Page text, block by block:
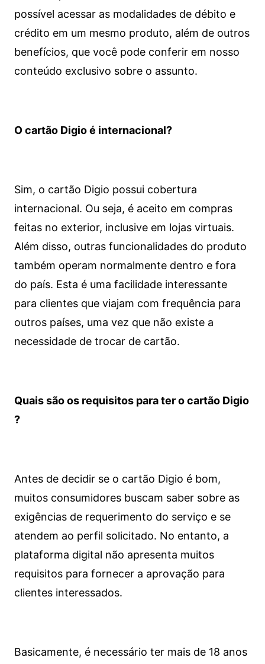
possível acessar as modalidades de débito e
crédito em um mesmo produto, além de outros
benefícios, que você pode conferir em nosso
conteúdo exclusivo sobre o assunto.
O cartão Digio é internacional?
Sim, o cartão Digio possui cobertura
internacional. Ou seja, é aceito em compras
feitas no exterior, inclusive em lojas virtuais.
Além disso, outras funcionalidades do produto
também operam normalmente dentro e fora
do país. Esta é uma facilidade interessante
para clientes que viajam com frequência para
outros países, uma vez que não existe a
necessidade de trocar de cartão.
Quais são os requisitos para ter o cartão Digio
?
Antes de decidir se o cartão Digio é bom,
muitos consumidores buscam saber sobre as
exigências de requerimento do serviço e se
atendem ao perfil solicitado. No entanto, a
plataforma digital não apresenta muitos
requisitos para fornecer a aprovação para
clientes interessados.
Basicamente, é necessário ter mais de 18 anos